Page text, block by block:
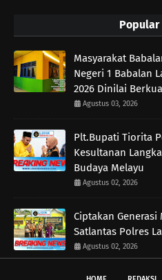
Popular
Masyarakat
Negeri 1 Babalan
2026 Dinilai
Agustus 03, 2026
Plt.Bupati Tiorita
Kesultanan
Budaya Melayu
Agustus 02, 2026
Ciptakan
Satlantas Polres
Agustus 02, 2026